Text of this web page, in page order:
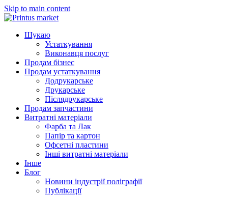
Skip to main content
Шукаю
Устаткування
Виконавця послуг
Продам бізнес
Продам устаткування
Додрукарське
Друкарське
Післядрукарське
Продам запчастини
Витратні матеріали
Фарба та Лак
Папір та картон
Офсетні пластини
Інші витратні матеріали
Інше
Блог
Новини індустрії поліграфії
Публікації